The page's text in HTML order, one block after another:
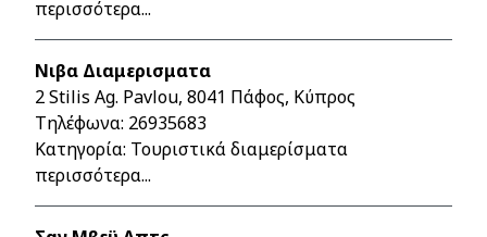
περισσότερα...
Νιβα Διαμερισματα
2 Stilis Ag. Pavlou, 8041 Πάφος, Κύπρος
Τηλέφωνα: 26935683
Κατηγορία: Τουριστικά διαμερίσματα
περισσότερα...